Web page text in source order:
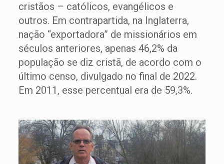
cristãos – católicos, evangélicos e
outros. Em contrapartida, na Inglaterra,
nação “exportadora” de missionários em
séculos anteriores, apenas 46,2% da
população se diz cristã, de acordo com o
último censo, divulgado no final de 2022.
Em 2011, esse percentual era de 59,3%.